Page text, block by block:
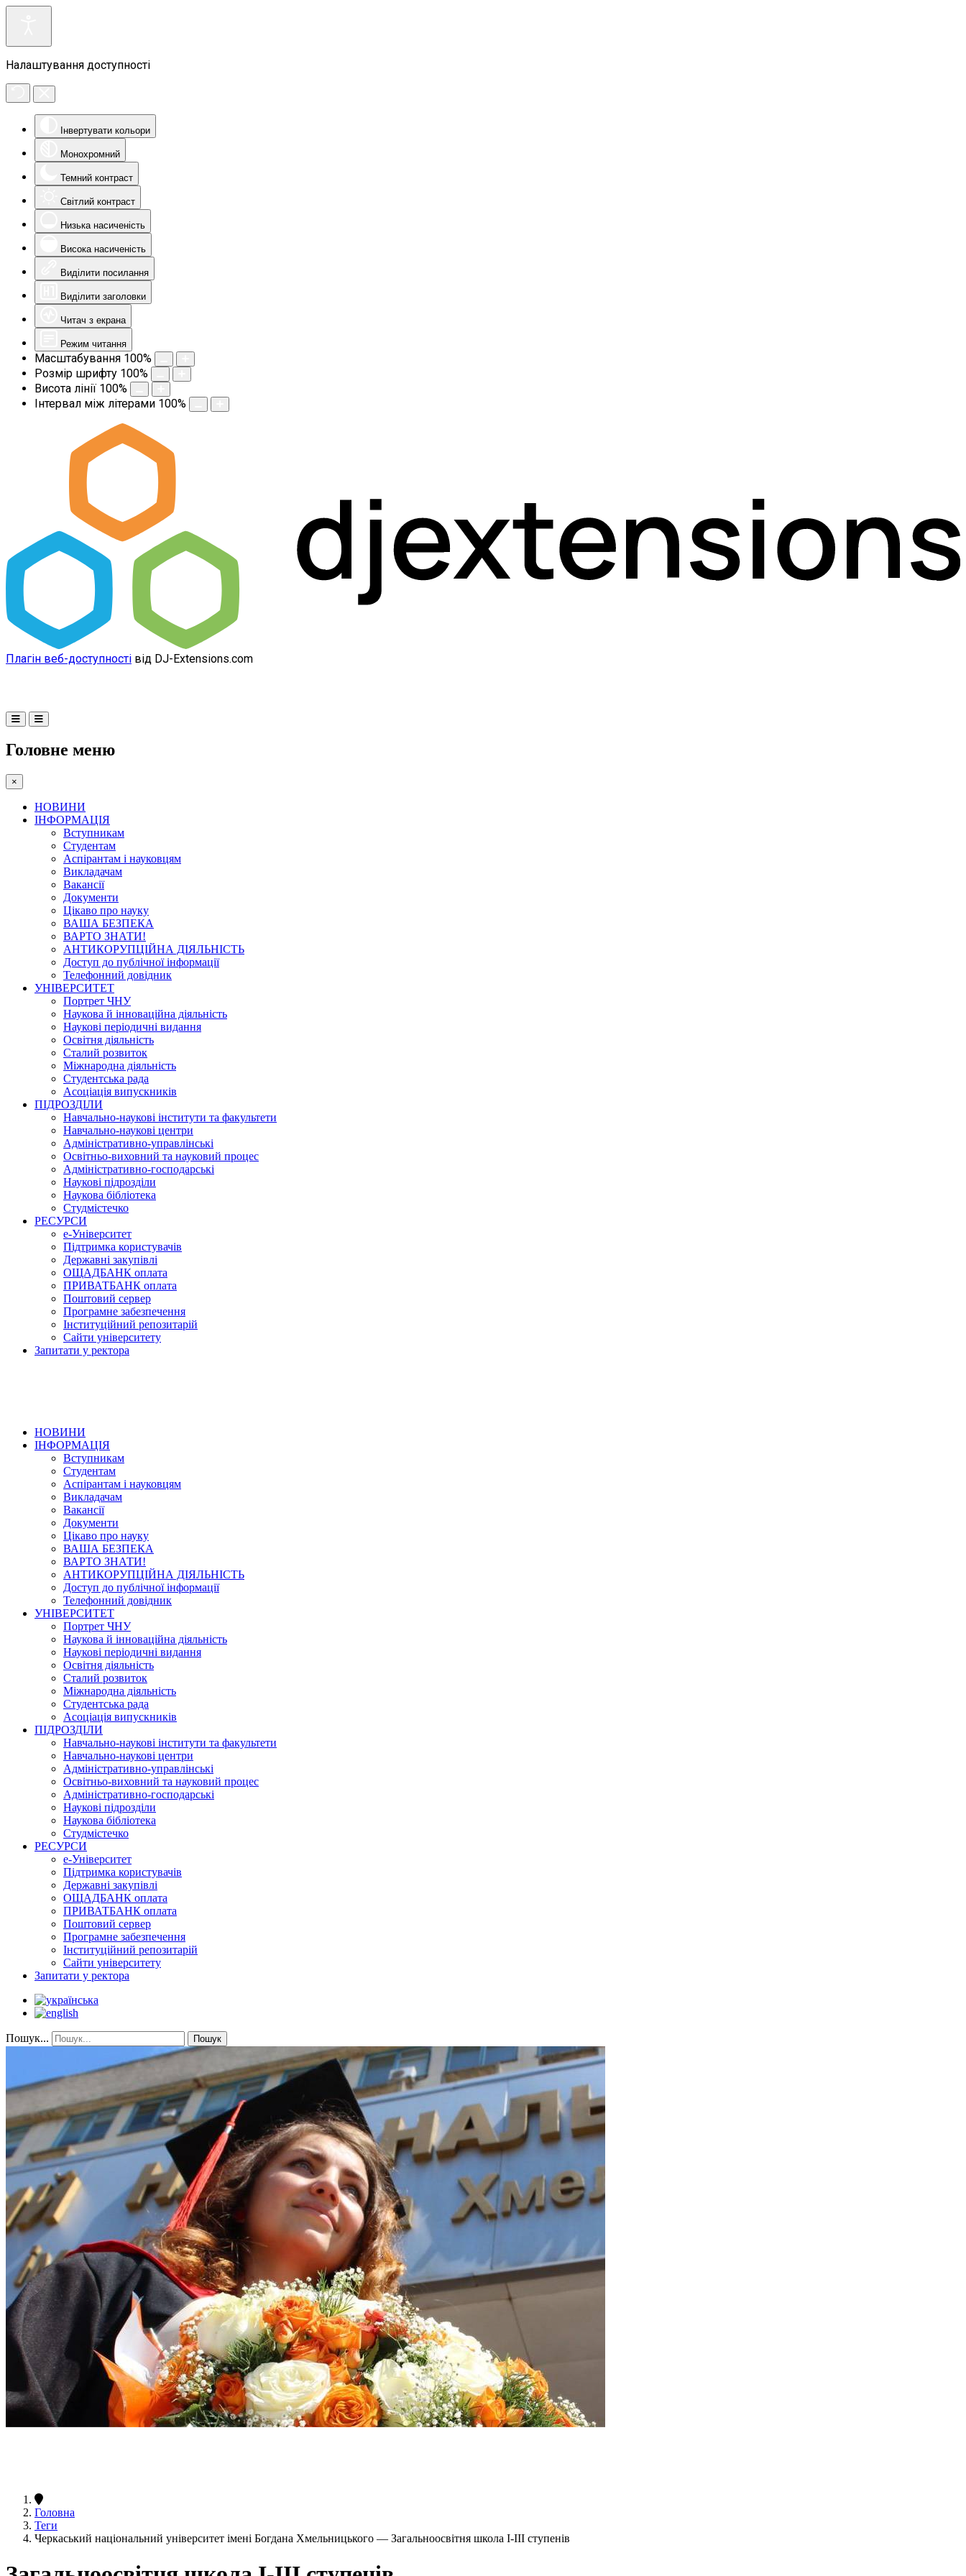
Налаштування доступності
Інвертувати кольори
Монохромний
Темний контраст
Світлий контраст
Низька насиченість
Висока насиченість
Виділити посилання
Виділити заголовки
Читач з екрана
Режим читання
Масштабування 100%
Розмір шрифту 100%
Висота лінії 100%
Інтервал між літерами 100%
Плагін веб-доступності від DJ-Extensions.com
Головне меню
×
НОВИНИ
ІНФОРМАЦІЯ
Вступникам
Студентам
Аспірантам і науковцям
Викладачам
Вакансії
Документи
Цікаво про науку
ВАША БЕЗПЕКА
ВАРТО ЗНАТИ!
АНТИКОРУПЦІЙНА ДІЯЛЬНІСТЬ
Доступ до публічної інформації
Телефонний довідник
УНІВЕРСИТЕТ
Портрет ЧНУ
Наукова й інноваційна діяльність
Наукові періодичні видання
Освітня діяльність
Сталий розвиток
Міжнародна діяльність
Студентська рада
Асоціація випускників
ПІДРОЗДІЛИ
Навчально-наукові інститути та факультети
Навчально-наукові центри
Адміністративно-управлінські
Освітньо-виховний та науковий процес
Адміністративно-господарські
Наукові підрозділи
Наукова бібліотека
Студмістечко
РЕСУРСИ
е-Університет
Підтримка користувачів
Державні закупівлі
ОЩАДБАНК оплата
ПРИВАТБАНК оплата
Поштовий сервер
Програмне забезпечення
Інституційний репозитарій
Сайти університету
Запитати у ректора
НОВИНИ
ІНФОРМАЦІЯ
Вступникам
Студентам
Аспірантам і науковцям
Викладачам
Вакансії
Документи
Цікаво про науку
ВАША БЕЗПЕКА
ВАРТО ЗНАТИ!
АНТИКОРУПЦІЙНА ДІЯЛЬНІСТЬ
Доступ до публічної інформації
Телефонний довідник
УНІВЕРСИТЕТ
Портрет ЧНУ
Наукова й інноваційна діяльність
Наукові періодичні видання
Освітня діяльність
Сталий розвиток
Міжнародна діяльність
Студентська рада
Асоціація випускників
ПІДРОЗДІЛИ
Навчально-наукові інститути та факультети
Навчально-наукові центри
Адміністративно-управлінські
Освітньо-виховний та науковий процес
Адміністративно-господарські
Наукові підрозділи
Наукова бібліотека
Студмістечко
РЕСУРСИ
е-Університет
Підтримка користувачів
Державні закупівлі
ОЩАДБАНК оплата
ПРИВАТБАНК оплата
Поштовий сервер
Програмне забезпечення
Інституційний репозитарій
Сайти університету
Запитати у ректора
Пошук... Пошук
Головна
Теги
Черкаський національний університет імені Богдана Хмельницького — Загальноосвітня школа І-ІІІ ступенів